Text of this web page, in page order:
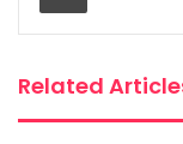
o
Related